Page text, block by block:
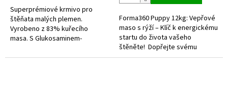
hvězdiček.
Superprémiové krmivo pro
štěňata malých plemen.
Vyrobeno z 83% kuřecího
masa. S Glukosaminem-
s rybím olejem - zdroj mastných
Forma360 Puppy 12kg: Vepřové
maso s rýží – Klíč k energickému
startu do života vašeho
štěněte! Dopřejte svému
malému chlupatému